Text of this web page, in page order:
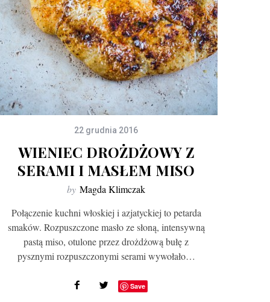
22 grudnia 2016
WIENIEC DROŻDŻOWY Z
SERAMI I MASŁEM MISO
by Magda Klimczak
Połączenie kuchni włoskiej i azjatyckiej to petarda
smaków. Rozpuszczone masło ze słoną, intensywną
pastą miso, otulone przez drożdżową bułę z
pysznymi rozpuszczonymi serami wywołało…
Save